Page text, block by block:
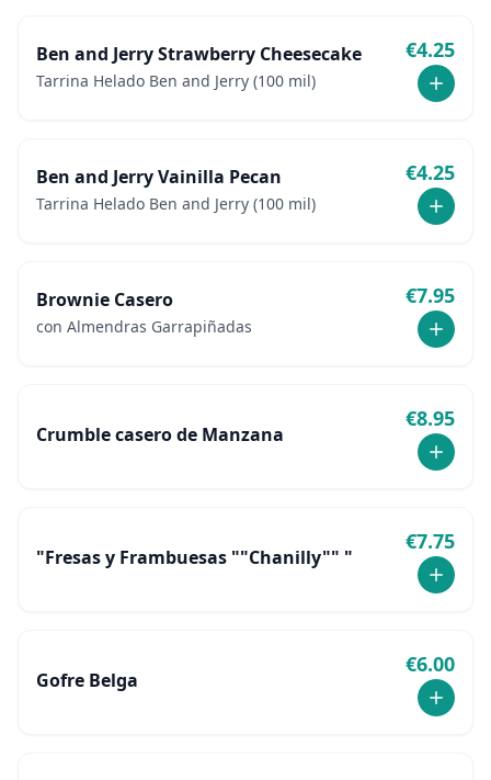
Ben and Jerry Strawberry Cheesecake
Tarrina Helado Ben and Jerry (100 mil)
€4.25
Ben and Jerry Vainilla Pecan
Tarrina Helado Ben and Jerry (100 mil)
€4.25
Brownie Casero
con Almendras Garrapiñadas
€7.95
Crumble casero de Manzana
€8.95
"Fresas y Frambuesas ""Chanilly"" "
€7.75
Gofre Belga
€6.00